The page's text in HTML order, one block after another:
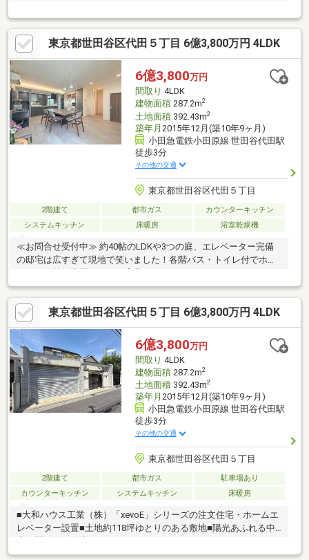
東京都世田谷区代田５丁目 6億3,800万円 4LDK
6億3,800万円
間取り 4LDK
建物面積287.2m2
土地面積392.43m2
築年月 2015年12月(築10年9ヶ月)
小田急電鉄小田原線 世田谷代田駅
徒歩3分
その他の交通
東京都世田谷区代田５丁目
2階建て 都市ガス
カウンターキッチン
システムキッチン
床暖房 浴室乾燥機
≪お問合せ受付中≫ 約40帖のLDKや3つの庭、エレベーター完備
の邸宅は広すぎて現地で笑いました！各階バス・トイレ付でホテ
東京都世田谷区代田５丁目 6億3,800万円 4LDK
6億3,800万円
間取り 4LDK
建物面積287.2m2
土地面積392.43m2
築年月 2015年12月(築10年9ヶ月)
小田急電鉄小田原線 世田谷代田駅
徒歩3分
その他の交通
東京都世田谷区代田５丁目
2階建て 都市ガス
駐車場あり
カウンターキッチン
システムキッチン 床暖房
■大和ハウス工業（株）「xevoE」シリーズの注文住宅・ホームエ
レベーター設置■土地約118坪ゆとりのある敷地■陽光あふれる中